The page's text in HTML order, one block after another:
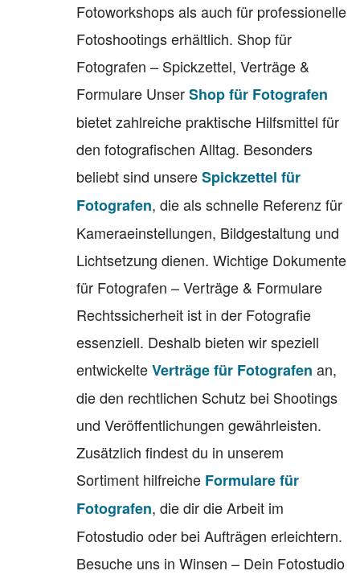
Fotoworkshops als auch für professionelle
Fotoshootings erhältlich. Shop für
Fotografen – Spickzettel, Verträge &
Formulare UnserShop für Fotografen
bietet zahlreiche praktische Hilfsmittel für
den fotografischen Alltag. Besonders
beliebt sind unsereSpickzettel für
Fotografen, die als schnelle Referenz für
Kameraeinstellungen, Bildgestaltung und
Lichtsetzung dienen. Wichtige Dokumente
für Fotografen – Verträge & Formulare
Rechtssicherheit ist in der Fotografie
essenziell. Deshalb bieten wir speziell
entwickelteVerträge für Fotografen an,
die den rechtlichen Schutz bei Shootings
und Veröffentlichungen gewährleisten.
Zusätzlich findest du in unserem
Sortiment hilfreiche Formulare für
Fotografen, die dir die Arbeit im
Fotostudio oder bei Aufträgen erleichtern.
Besuche uns in Winsen – Dein Fotostudio